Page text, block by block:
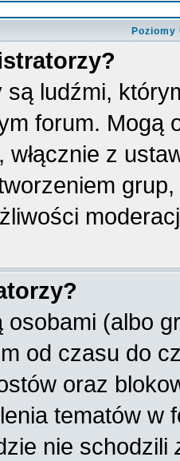
są ludźmi,
forum.
włącznie z
osobami (albo
od czasu do
oraz
tematów w
nie schodzili